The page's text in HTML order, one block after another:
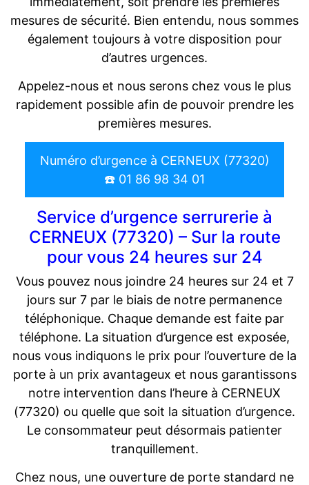
mesures de sécurité. Bien entendu, nous sommes
également toujours à votre disposition pour
d’autres urgences.
Appelez-nous et nous serons chez vous le plus
rapidement possible afin de pouvoir prendre les
premières mesures.
Numéro d’urgence à CERNEUX (77320)
☎️ 01 86 98 34 01
Service d’urgence serrurerie à
CERNEUX (77320) – Sur la route
pour vous 24 heures sur 24
Vous pouvez nous joindre 24 heures sur 24 et 7
jours sur 7 par le biais de notre permanence
téléphonique. Chaque demande est faite par
téléphone. La situation d’urgence est exposée,
nous vous indiquons le prix pour l’ouverture de la
porte à un prix avantageux et nous garantissons
notre intervention dans l’heure à CERNEUX
(77320) ou quelle que soit la situation d’urgence.
Le consommateur peut désormais patienter
tranquillement.
Chez nous, une ouverture de porte standard ne